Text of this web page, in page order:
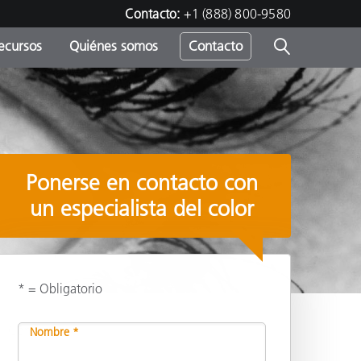
Contacto: +1 (888) 800-9580
Quiénes somos Contacto
Compartir
Ponerse en contacto con
un especialista del color
* = Obligatorio
Nombre *